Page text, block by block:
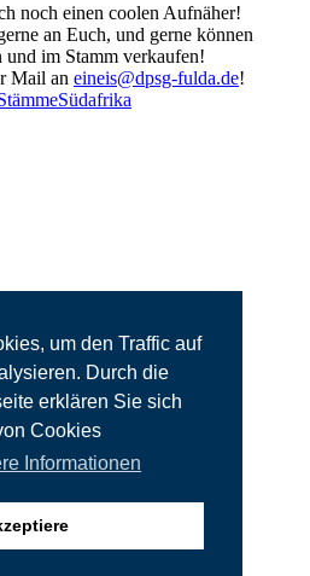
um den Traffic auf
Durch die
erklären Sie sich
Cookies
Informationen
noch einen coolen Aufnäher!
an Euch, und gerne können
und im Stamm verkaufen!
Mail an eineis@dpsg-fulda.de!
Südafrika